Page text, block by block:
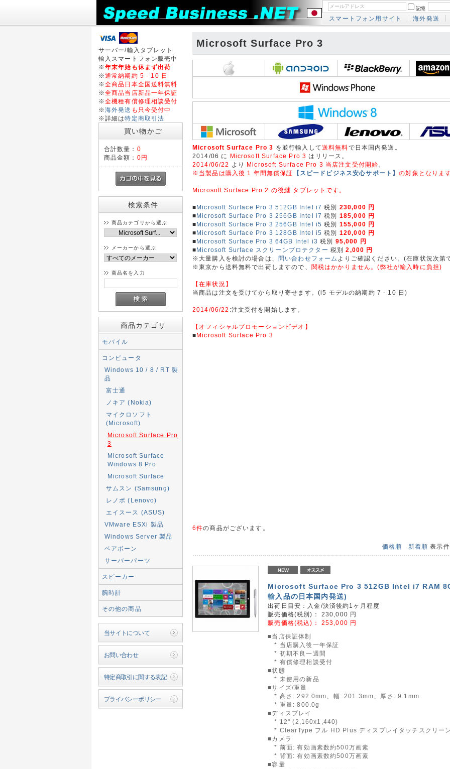
記憶
スマートフォン用サイト 海外発送
サーバー/輸入タブレット
輸入スマートフォン販売中
※年末年始も休まず出荷
※通常納期約 5 - 10 日
※全商品日本全国送料無料
※全商品当店新品一年保証
※全機種有償修理相談受付
※海外発送 も只今受付中
※詳細は特定商取引法
買い物かご
合計数量： 0
商品金額： 0円
検索条件
商品カテゴリから選ぶ
メーカーから選ぶ
商品名を入力
商品カテゴリ
モバイル
コンピュータ
Windows 10 / 8 / RT 製
品
富士通
ノキア (Nokia)
マイクロソフト
(Microsoft)
Microsoft Surface Pro
3
Microsoft Surface
Windows 8 Pro
Microsoft Surface
サムスン (Samsung)
レノボ (Lenovo)
エイスース (ASUS)
VMware ESXi 製品
Windows Server 製品
ベアボーン
サーバーパーツ
スピーカー
腕時計
その他の商品
当サイトについて
お問い合わせ
特定商取引に関する表記
プライバシーポリシー
Microsoft Surface Pro 3
Microsoft Surface Pro 3 を並行輸入して送料無料で日本国内発送。
2014/06 に
Microsoft Surface Pro 3 はリリース。
2014/06/22
より Microsoft Surface Pro 3 当店注文受付開始 。
※当製品は購入後 1 年間無償保証
【スピードビジネス安心サポート】の対象となりま
Microsoft Surface Pro 2 の後継 タブレットです。
■Microsoft Surface Pro 3 512GB Intel i7 税別 230,000 円
■Microsoft Surface Pro 3 256GB Intel i7 税別 185,000 円
■Microsoft Surface Pro 3 256GB Intel i5 税別 155,000 円
■Microsoft Surface Pro 3 128GB Intel i5 税別 120,000 円
■Microsoft Surface Pro 3 64GB Intel i3 税別 95,000 円
■Microsoft Surface スクリーンプロテクター 税別2,000 円
※大量購入を検討の場合は、 問い合わせフォーム よりご確認ください。(在庫状況次第
※東京から送料無料で出荷しますので、 関税はかかりません。(弊社が輸入時に負担)
【在庫状況】
当商品は注文を受けてから取り寄せます。(i5 モデルの納期約 7 - 10 日)
2014/06/22 :注文受付を開始します。
【オフィシャルプロモーションビデオ】
■Microsoft Surface Pro 3
6件の商品がございます。
価格順 新着順 表示
Microsoft Surface Pro 3 512GB Intel i7 RAM
輸入品の日本国内発送)
出荷日目安：入金/決済後約1ヶ月程度
販売価格(税別)： 230,000 円
販売価格(税込)： 253,000 円
■当店保証体制
* 当店購入後一年保証
* 初期不良一週間
* 有償修理相談受付
■状態
* 未使用の新品
■サイズ/重量
* 高さ: 292.0mm、幅: 201.3mm、厚さ: 9.1mm
* 重量: 800.0g
■ディスプレイ
* 12" (2,160x1,440)
* ClearType フル HD Plus ディスプレイタッチスクリー
■カメラ
* 前面: 有効画素数約500万画素
* 背面: 有効画素数約500万画素
■容量